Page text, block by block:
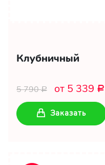
Клубничный
5 790Р от 5 339 Р
Заказать